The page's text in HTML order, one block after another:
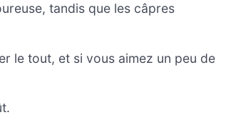
tandis que les câpres
le tout, et si vous aimez un peu de